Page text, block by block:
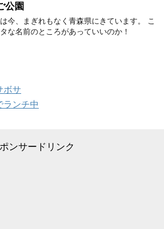
公園
今、まぎれもなく青森県にきています。 こ
な名前のところがあっていいのか！
ボサ
ランチ中
ンサードリンク